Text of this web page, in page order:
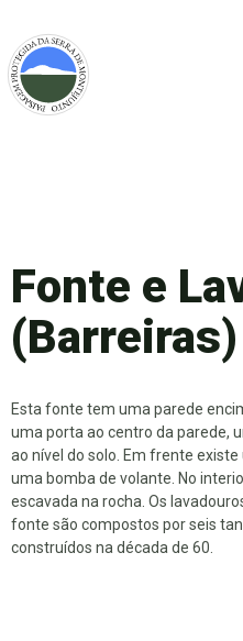
Fonte e
(Barreiras)
Esta fonte tem uma parede
uma porta ao centro da parede,
ao nível do solo. Em frente
uma bomba de volante. No
escavada na rocha. Os
fonte são compostos por seis
construídos na década de 60.